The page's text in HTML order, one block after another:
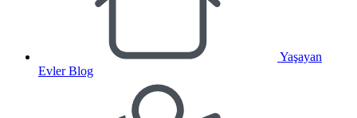
Yaşayan
Evler Blog